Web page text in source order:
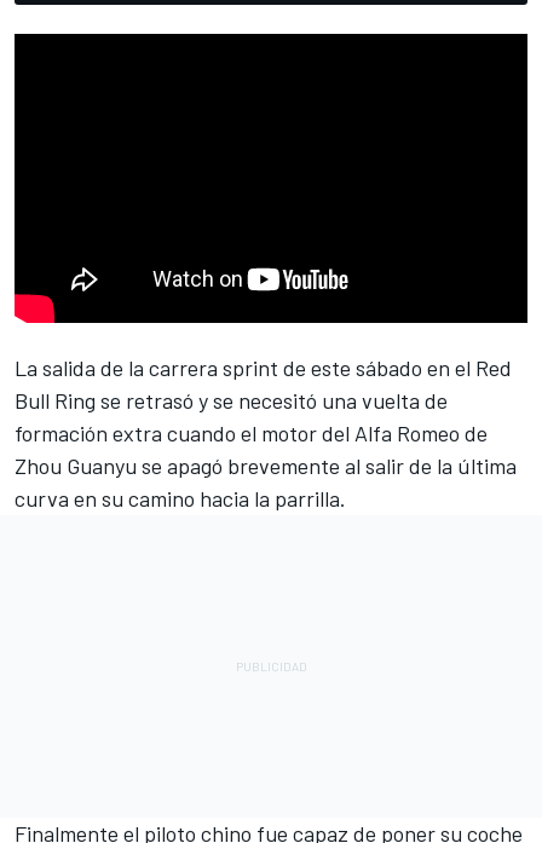
La salida de la carrera sprint de este sábado en el Red
Bull Ring se retrasó y se necesitó una vuelta de
formación extra cuando el motor del Alfa Romeo de
Zhou Guanyu se apagó brevemente al salir de la última
curva en su camino hacia la parrilla.
Finalmente el piloto chino fue capaz de poner su coche